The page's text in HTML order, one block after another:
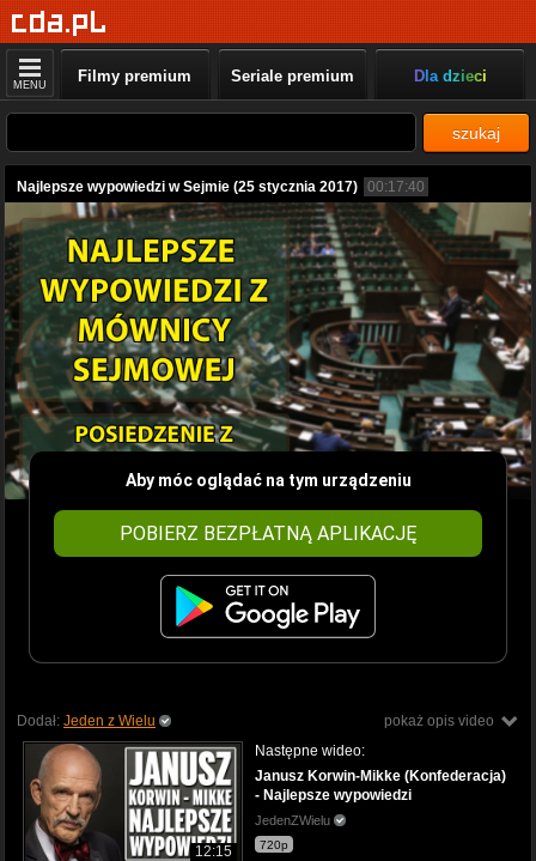
MENU Filmy premium Seriale premium Dla dzieci
szukaj
Najlepsze wypowiedzi w Sejmie (25 stycznia 2017) 00:17:40
Aby móc oglądać na tym urządzeniu
POBIERZ BEZPŁATNĄ APLIKACJĘ
pokaż opis video
Dodał: Jeden z Wielu
12:15
Następne wideo:
Janusz Korwin-Mikke (Konfederacja)
- Najlepsze wypowiedzi
JedenZWielu
720p